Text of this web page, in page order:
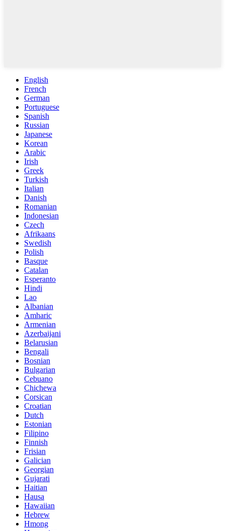
English
French
German
Portuguese
Spanish
Russian
Japanese
Korean
Arabic
Irish
Greek
Turkish
Italian
Danish
Romanian
Indonesian
Czech
Afrikaans
Swedish
Polish
Basque
Catalan
Esperanto
Hindi
Lao
Albanian
Amharic
Armenian
Azerbaijani
Belarusian
Bengali
Bosnian
Bulgarian
Cebuano
Chichewa
Corsican
Croatian
Dutch
Estonian
Filipino
Finnish
Frisian
Galician
Georgian
Gujarati
Haitian
Hausa
Hawaiian
Hebrew
Hmong